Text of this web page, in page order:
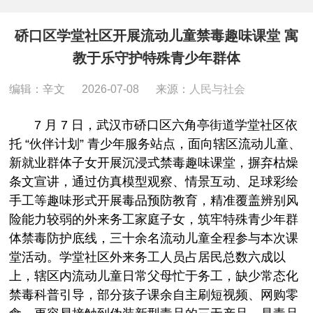
硚口区学堂社区开展流动儿童禁毒趣味课堂 寓
教于乐守护特殊青少年群体
编辑：辛文 2026-07-08 来源： 人民与社会
7 月 7 日，武汉市硚口区六角亭街道学堂社区依
托 “伙伴计划” 青少年服务站点，面向辖区流动儿童、
新就业群体子女开展沉浸式禁毒趣味课堂，摒弃枯燥
条文宣讲，通过仿真模型观察、情景互动、足球彩绘
手工等趣味形式开展毒品预防教育，精准覆盖辨别风
险能力较弱的外来务工家庭子女，筑牢特殊青少年群
体禁毒防护底线，三十余名流动儿童全程参与本次课
堂活动。学堂社区外来务工人员占居民总数六成以
上，辖区内流动儿童日常父母忙于务工，缺少常态化
禁毒科普引导，部分孩子课余自主刷短视频、网购零